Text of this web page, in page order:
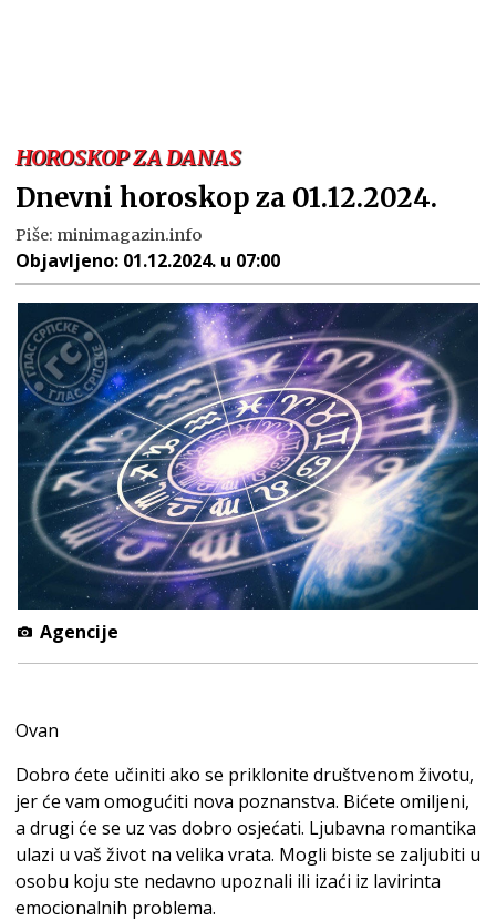
HOROSKOP ZA DANAS
Dnevni horoskop za 01.12.2024.
Piše: minimagazin.info
Objavljeno: 01.12.2024. u 07:00
Agencije
Ovan
Dobro ćete učiniti ako se priklonite društvenom životu,
jer će vam omogućiti nova poznanstva. Bićete omiljeni,
a drugi će se uz vas dobro osjećati. Ljubavna romantika
ulazi u vaš život na velika vrata. Mogli biste se zaljubiti u
osobu koju ste nedavno upoznali ili izaći iz lavirinta
emocionalnih problema.